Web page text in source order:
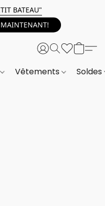
BATEAU"
Vêtements Soldes